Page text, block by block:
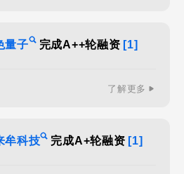
量子 完成A++轮融资 [1]
了解更多
牟科技 完成A+轮融资 [1]